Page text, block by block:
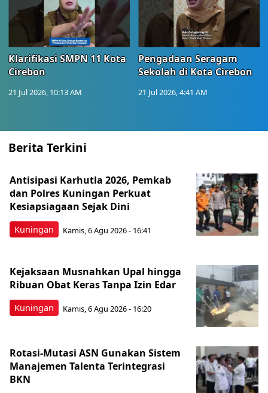
Klarifikasi SMPN 11 Kota
Cirebon
21 Jul 2026, 10:13 AM
Pengadaan Seragam
Sekolah di Kota Cirebon
21 Jul 2026, 4:41 AM
Berita Terkini
Kuningan
Antisipasi Karhutla 2026, Pemkab
dan Polres Kuningan Perkuat
Kesiapsiagaan Sejak Dini
Kamis, 6 Agu 2026 - 16:41
Kuningan
Kejaksaan Musnahkan Upal hingga
Ribuan Obat Keras Tanpa Izin Edar
Kamis, 6 Agu 2026 - 16:20
Rotasi-Mutasi ASN Gunakan Sistem
Manajemen Talenta Terintegrasi
BKN